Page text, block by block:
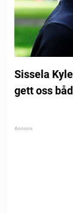
Sissela
gett oss